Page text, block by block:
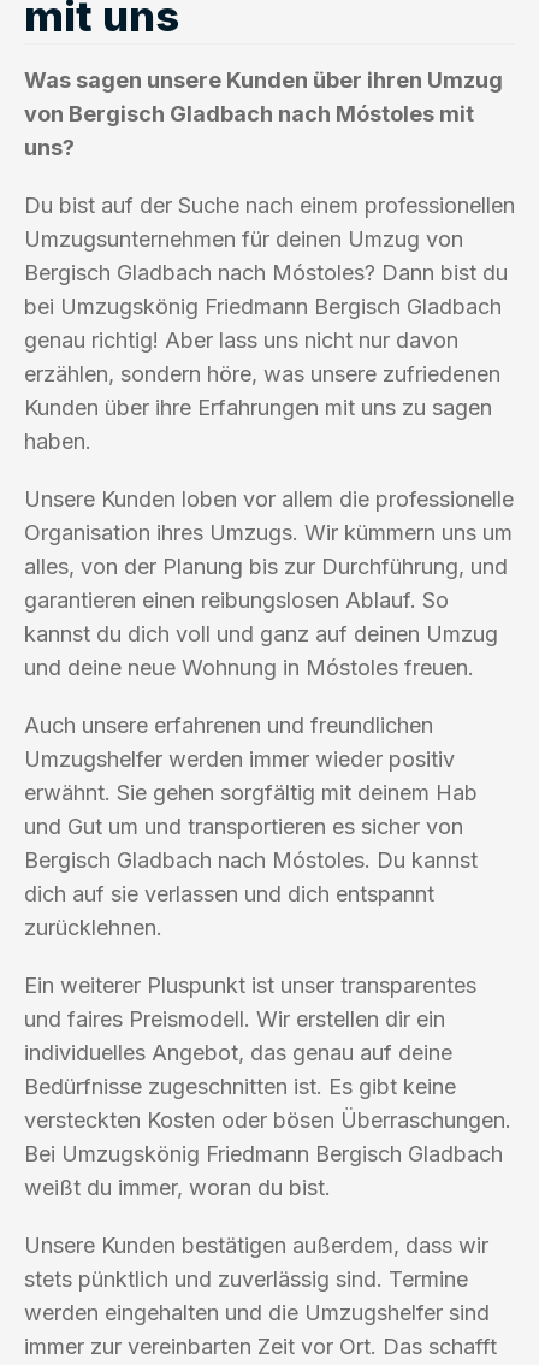
mit uns
Was sagen unsere Kunden über ihren Umzug
von Bergisch Gladbach nach Móstoles mit
uns?
Du bist auf der Suche nach einem professionellen
Umzugsunternehmen für deinen Umzug von
Bergisch Gladbach nach Móstoles? Dann bist du
bei Umzugskönig Friedmann Bergisch Gladbach
genau richtig! Aber lass uns nicht nur davon
erzählen, sondern höre, was unsere zufriedenen
Kunden über ihre Erfahrungen mit uns zu sagen
haben.
Unsere Kunden loben vor allem die professionelle
Organisation ihres Umzugs. Wir kümmern uns um
alles, von der Planung bis zur Durchführung, und
garantieren einen reibungslosen Ablauf. So
kannst du dich voll und ganz auf deinen Umzug
und deine neue Wohnung in Móstoles freuen.
Auch unsere erfahrenen und freundlichen
Umzugshelfer werden immer wieder positiv
erwähnt. Sie gehen sorgfältig mit deinem Hab
und Gut um und transportieren es sicher von
Bergisch Gladbach nach Móstoles. Du kannst
dich auf sie verlassen und dich entspannt
zurücklehnen.
Ein weiterer Pluspunkt ist unser transparentes
und faires Preismodell. Wir erstellen dir ein
individuelles Angebot, das genau auf deine
Bedürfnisse zugeschnitten ist. Es gibt keine
versteckten Kosten oder bösen Überraschungen.
Bei Umzugskönig Friedmann Bergisch Gladbach
weißt du immer, woran du bist.
Unsere Kunden bestätigen außerdem, dass wir
stets pünktlich und zuverlässig sind. Termine
werden eingehalten und die Umzugshelfer sind
immer zur vereinbarten Zeit vor Ort. Das schafft